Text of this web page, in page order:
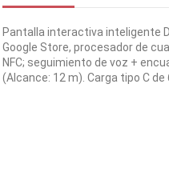
Pantalla interactiva inteligente
Google Store, procesador de
NFC; seguimiento de voz +
(Alcance: 12 m). Carga tipo C de